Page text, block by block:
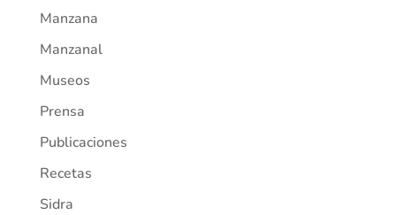
Manzana
Manzanal
Museos
Prensa
Publicaciones
Recetas
Sidra